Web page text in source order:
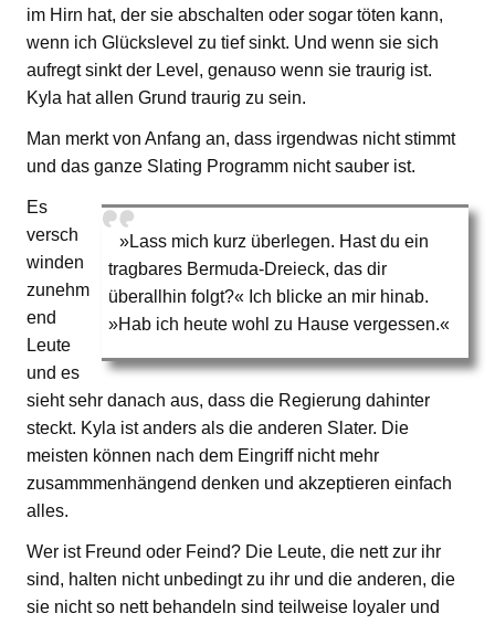
im Hirn hat, der sie abschalten oder sogar töten kann,
wenn ich Glückslevel zu tief sinkt. Und wenn sie sich
aufregt sinkt der Level, genauso wenn sie traurig ist.
Kyla hat allen Grund traurig zu sein.
Man merkt von Anfang an, dass irgendwas nicht stimmt
und das ganze Slating Programm nicht sauber ist.
»Lass mich kurz überlegen. Hast du ein
tragbares Bermuda-Dreieck, das dir
überallhin folgt?« Ich blicke an mir hinab.
»Hab ich heute wohl zu Hause vergessen.«
Es
versch
winden
zunehm
end
Leute
und es
sieht sehr danach aus, dass die Regierung dahinter
steckt. Kyla ist anders als die anderen Slater. Die
meisten können nach dem Eingriff nicht mehr
zusammmenhängend denken und akzeptieren einfach
alles.
Wer ist Freund oder Feind? Die Leute, die nett zur ihr
sind, halten nicht unbedingt zu ihr und die anderen, die
sie nicht so nett behandeln sind teilweise loyaler und